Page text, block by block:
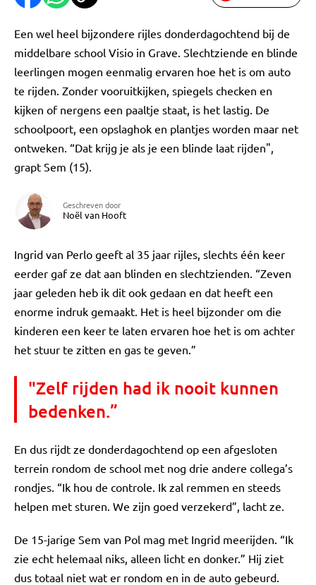
Een wel heel bijzondere rijles donderdagochtend bij de
middelbare school Visio in Grave. Slechtziende en blinde
leerlingen mogen eenmalig ervaren hoe het is om auto
te rijden. Zonder vooruitkijken, spiegels checken en
kijken of nergens een paaltje staat, is het lastig. De
schoolpoort, een opslaghok en plantjes worden maar net
ontweken. “Dat krijg je als je een blinde laat rijden",
grapt Sem (15).
Geschreven door
Noël van Hooft
Ingrid van Perlo geeft al 35 jaar rijles, slechts één keer
eerder gaf ze dat aan blinden en slechtzienden. “Zeven
jaar geleden heb ik dit ook gedaan en dat heeft een
enorme indruk gemaakt. Het is heel bijzonder om die
kinderen een keer te laten ervaren hoe het is om achter
het stuur te zitten en gas te geven.”
"Zelf rijden had ik nooit kunnen
bedenken.”
En dus rijdt ze donderdagochtend op een afgesloten
terrein rondom de school met nog drie andere collega’s
rondjes. “Ik hou de controle. Ik zal remmen en steeds
helpen met sturen. We zijn goed verzekerd”, lacht ze.
De 15-jarige Sem van Pol mag met Ingrid meerijden. “Ik
zie echt helemaal niks, alleen licht en donker.” Hij ziet
dus totaal niet wat er rondom en in de auto gebeurd.